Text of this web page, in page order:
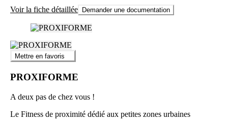
Voir la fiche détaillée Demander une documentation
Mettre en favoris
PROXIFORME
A deux pas de chez vous !
Le Fitness de proximité dédié aux petites zones urbaines